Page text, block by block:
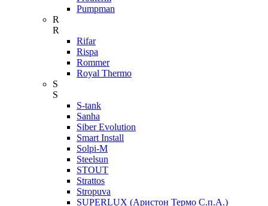
Pumpman
R
R
Rifar
Rispa
Rommer
Royal Thermo
S
S
S-tank
Sanha
Siber Evolution
Smart Install
Solpi-M
Steelsun
STOUT
Strattos
Stropuva
SUPERLUX (Аристон Термо С.п.А.)